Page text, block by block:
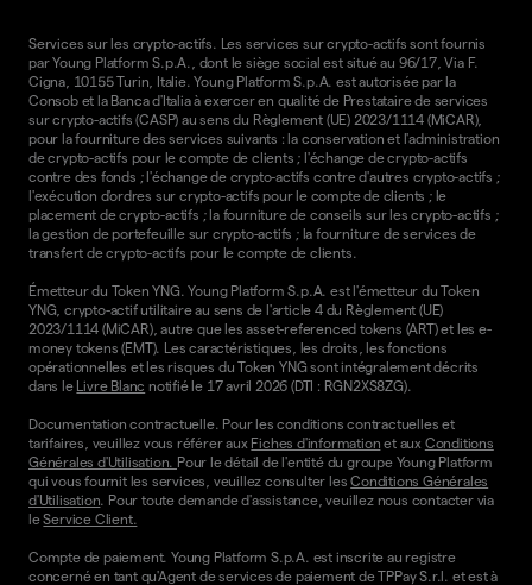
Services sur les crypto-actifs. Les services sur crypto-actifs sont fournis
par Young Platform S.p.A., dont le siège social est situé au 96/17, Via F.
Cigna, 10155 Turin, Italie. Young Platform S.p.A. est autorisée par la
Consob et la Banca d'Italia à exercer en qualité de Prestataire de services
sur crypto-actifs (CASP) au sens du Règlement (UE) 2023/1114 (MiCAR),
pour la fourniture des services suivants : la conservation et l'administration
de crypto-actifs pour le compte de clients ; l'échange de crypto-actifs
contre des fonds ; l'échange de crypto-actifs contre d'autres crypto-actifs ;
l'exécution d'ordres sur crypto-actifs pour le compte de clients ; le
placement de crypto-actifs ; la fourniture de conseils sur les crypto-actifs ;
la gestion de portefeuille sur crypto-actifs ; la fourniture de services de
transfert de crypto-actifs pour le compte de clients.
Émetteur du Token YNG. Young Platform S.p.A. est l'émetteur du Token
YNG, crypto-actif utilitaire au sens de l'article 4 du Règlement (UE)
2023/1114 (MiCAR), autre que les asset-referenced tokens (ART) et les e-
money tokens (EMT). Les caractéristiques, les droits, les fonctions
opérationnelles et les risques du Token YNG sont intégralement décrits
dans le Livre Blanc notifié le 17 avril 2026 (DTI : RGN2XS8ZG).
Documentation contractuelle. Pour les conditions contractuelles et
tarifaires, veuillez vous référer aux Fiches d'information et aux Conditions
Générales d'Utilisation. Pour le détail de l'entité du groupe Young Platform
qui vous fournit les services, veuillez consulter lesConditions Générales
d'Utilisation. Pour toute demande d'assistance, veuillez nous contacter via
leService Client.
Compte de paiement. Young Platform S.p.A. est inscrite au registre
concerné en tant qu'Agent de services de paiement de TPPay S.r.l. et est à